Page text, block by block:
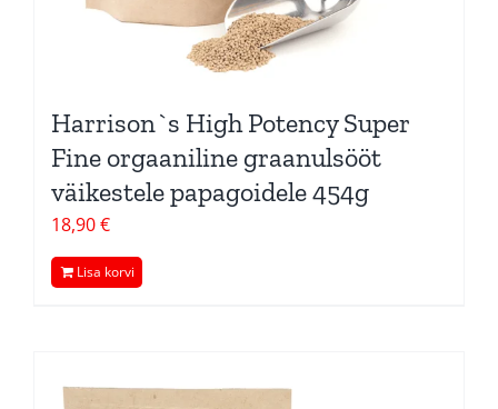
Harrison`s High Potency Super
Fine orgaaniline graanulsööt
väikestele papagoidele 454g
18,90€
Lisa korvi